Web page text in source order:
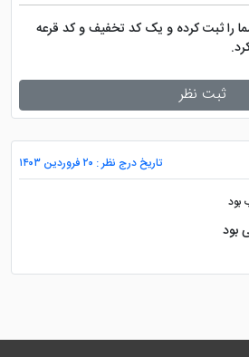
را ثبت کرده و یک کد تخفیف و کد قرعه
ثبت نظر
تاریخ درج نظر : ۲۰ فروردین ۱۴۰۳
بود